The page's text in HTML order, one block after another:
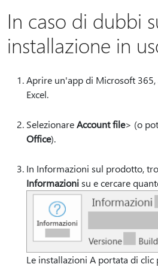
In caso di dubbi
installazione in
Aprire un'app di Microsoft
Excel.
SelezionareAccount file> (o
Office).
In Informazioni sul prodotto,
Informazionisu e cercare
Le installazioni A portata di